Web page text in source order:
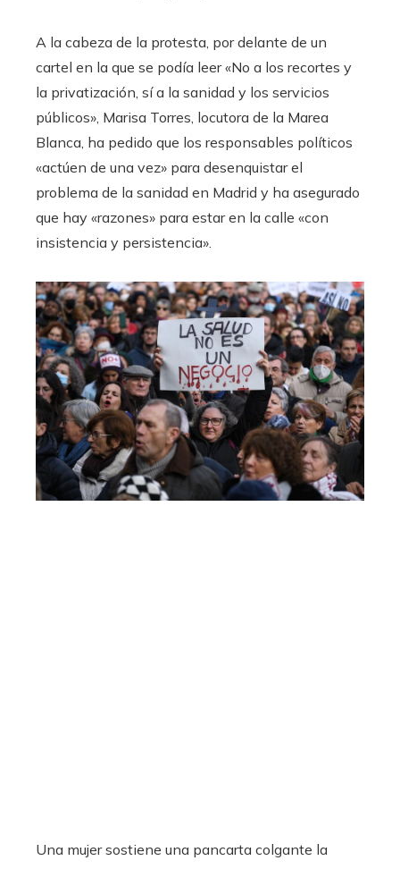
A la cabeza de la protesta, por delante de un
cartel en la que se podía leer «No a los recortes y
la privatización, sí a la sanidad y los servicios
públicos», Marisa Torres, locutora de la Marea
Blanca, ha pedido que los responsables políticos
«actúen de una vez» para desenquistar el
problema de la sanidad en Madrid y ha asegurado
que hay «razones» para estar en la calle «con
insistencia y persistencia».
Una mujer sostiene una pancarta colgante la